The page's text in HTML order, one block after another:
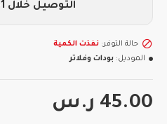
45.00 ر.س
حالة التوفر: نفذت الكمية
الموديل: بودات وفلاتر
التوصيل خلال 1-3 يوم عمل